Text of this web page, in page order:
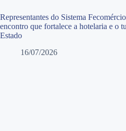
Representantes do Sistema
encontro que fortalece a hotelaria e o
Estado
16/07/2026